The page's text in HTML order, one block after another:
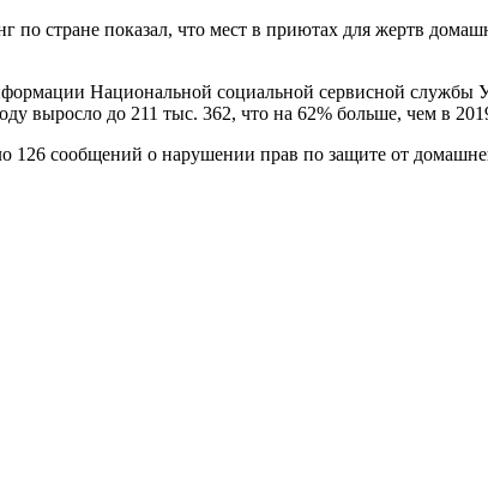
по стране показал, что мест в приютах для жертв
Национальной социальной сервисной
выросло до 211 тыс. 362, что на 62% больше, чем в
126 сообщений о нарушении прав по защите от